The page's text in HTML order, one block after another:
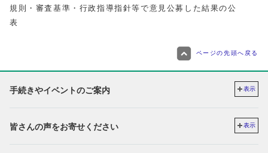
規則・審査基準・行政指導指針等で意見公募した結果の公
表
ページの先頭へ戻る
手続きやイベントのご案内 表示
皆さんの声をお寄せください 表示